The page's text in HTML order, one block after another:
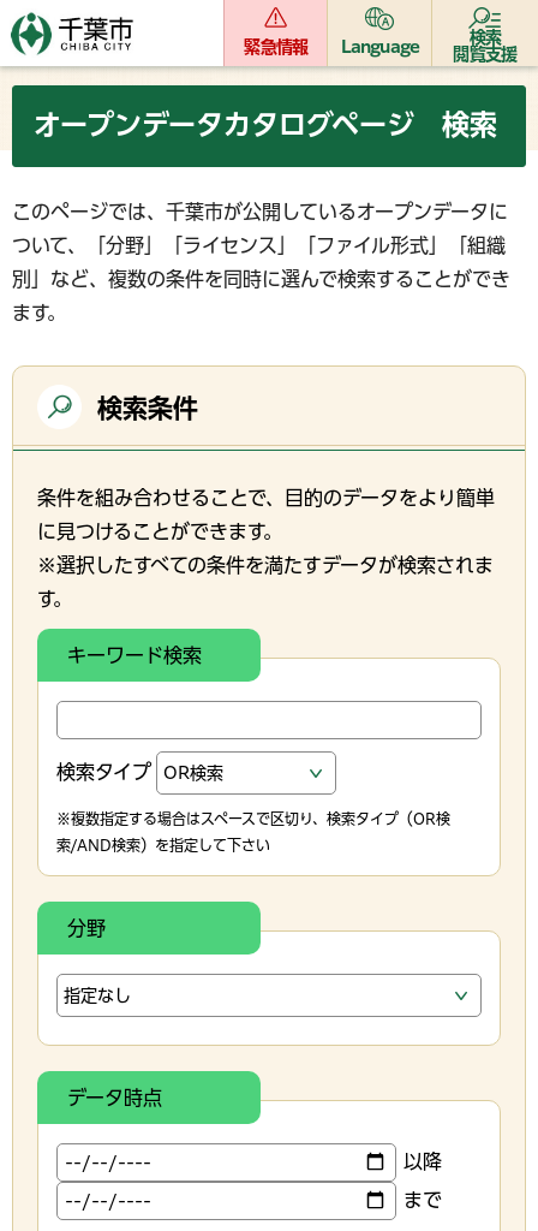
緊急情報 Language
検索
閲覧支援
オープンデータカタログページ 検索
このページでは、千葉市が公開しているオープンデータに
ついて、「分野」「ライセンス」「ファイル形式」「組織
別」など、複数の条件を同時に選んで検索することができ
ます。
検索条件
条件を組み合わせることで、目的のデータをより簡単
に見つけることができます。
※選択したすべての条件を満たすデータが検索されま
す。
キーワード検索
検索タイプ
※複数指定する場合はスペースで区切り、検索タイプ（OR検
索/AND検索）を指定して下さい
分野
データ時点
以降
まで